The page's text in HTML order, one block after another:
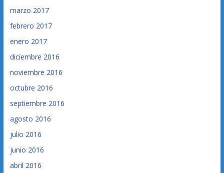
marzo 2017
febrero 2017
enero 2017
diciembre 2016
noviembre 2016
octubre 2016
septiembre 2016
agosto 2016
julio 2016
junio 2016
abril 2016